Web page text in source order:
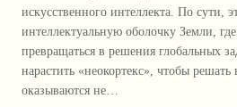
искусственного интеллекта. По сути,
интеллектуальную оболочку Земли,
превращаться в решения глобальных
нарастить «неокортекс», чтобы решать
оказываются не…